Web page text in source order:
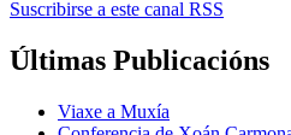
Suscribirse a este canal RSS
Últimas Publicacións
Viaxe a Muxía